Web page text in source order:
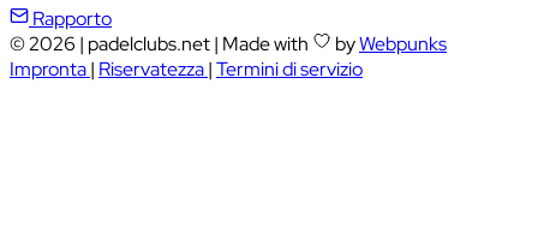
Rapporto
© 2026 | padelclubs.net| Made with byWebpunks
Impronta| Riservatezza|Termini di servizio